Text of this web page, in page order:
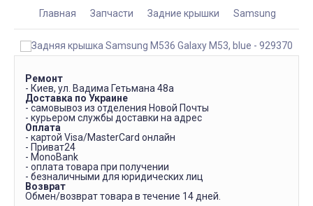
Главная Запчасти Задние крышки Samsung
Ремонт
- Киев, ул. Вадима Гетьмана 48а
Доставка по Украине
- самовывоз из отделения Новой Почты
- курьером службы доставки на адрес
Оплата
- картой Visa/MasterCard онлайн
- Приват24
- MonoBank
- оплата товара при получении
- безналичными для юридических лиц
Возврат
Обмен/возврат товара в течение 14 дней.